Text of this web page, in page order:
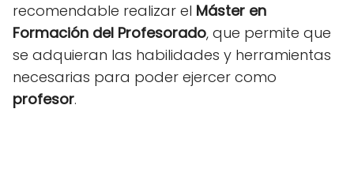
recomendable realizar el Máster en
Formación del Profesorado, que permite que
se adquieran las habilidades y herramientas
necesarias para poder ejercer como
profesor.